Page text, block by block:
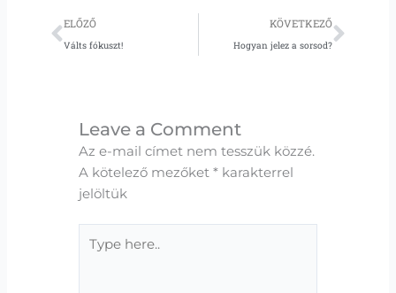
Előző
ELŐZŐ
Válts fókuszt!
KÖVETKEZŐ
Hogyan jelez a sorsod?
Leave a Comment
Az e-mail címet nem tesszük közzé.
A kötelező mezőket *karakterrel
jelöltük
here..